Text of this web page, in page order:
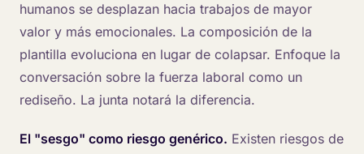
humanos se desplazan hacia trabajos de mayor
valor y más emocionales. La composición de la
plantilla evoluciona en lugar de colapsar. Enfoque la
conversación sobre la fuerza laboral como un
rediseño. La junta notará la diferencia.
El "sesgo" como riesgo genérico. Existen riesgos de